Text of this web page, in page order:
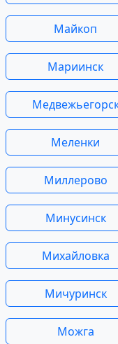
Майкоп
Мариинск
Меленки
Миллерово
Минусинск
Михайловка
Мичуринск
Можга